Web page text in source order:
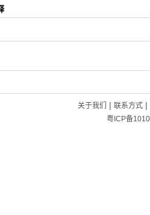
关于我们 | 联系方式|
粤ICP备